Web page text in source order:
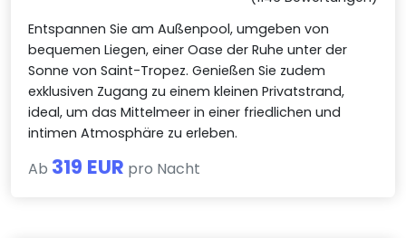
Entspannen Sie am Außenpool, umgeben von
bequemen Liegen, einer Oase der Ruhe unter der
Sonne von Saint-Tropez. Genießen Sie zudem
exklusiven Zugang zu einem kleinen Privatstrand,
ideal, um das Mittelmeer in einer friedlichen und
intimen Atmosphäre zu erleben.
Ab 319 EUR pro Nacht